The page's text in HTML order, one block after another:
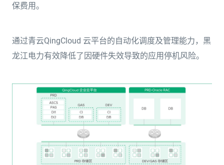
保费用。
通过青云QingCloud 云平台的自动化调度及管理能力，黑
龙江电力有效降低了因硬件失效导致的应用停机风险。